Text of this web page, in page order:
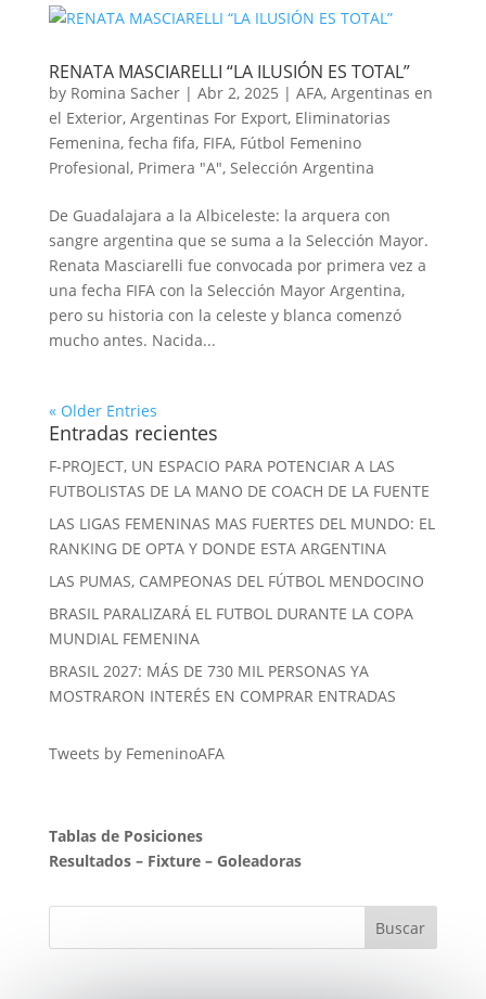
RENATA MASCIARELLI “LA ILUSIÓN ES TOTAL”
by Romina Sacher| Abr 2, 2025 | AFA, Argentinas en
el Exterior, Argentinas For Export, Eliminatorias
Femenina, fecha fifa, FIFA, Fútbol Femenino
Profesional, Primera "A", Selección Argentina
De Guadalajara a la Albiceleste: la arquera con
sangre argentina que se suma a la Selección Mayor.
Renata Masciarelli fue convocada por primera vez a
una fecha FIFA con la Selección Mayor Argentina,
pero su historia con la celeste y blanca comenzó
mucho antes. Nacida...
« Older Entries
Entradas recientes
F-PROJECT, UN ESPACIO PARA POTENCIAR A LAS
FUTBOLISTAS DE LA MANO DE COACH DE LA FUENTE
LAS LIGAS FEMENINAS MAS FUERTES DEL MUNDO: EL
RANKING DE OPTA Y DONDE ESTA ARGENTINA
LAS PUMAS, CAMPEONAS DEL FÚTBOL MENDOCINO
BRASIL PARALIZARÁ EL FUTBOL DURANTE LA COPA
MUNDIAL FEMENINA
BRASIL 2027: MÁS DE 730 MIL PERSONAS YA
MOSTRARON INTERÉS EN COMPRAR ENTRADAS
Tweets by FemeninoAFA
Tablas de Posiciones
Resultados– Fixture– Goleadoras